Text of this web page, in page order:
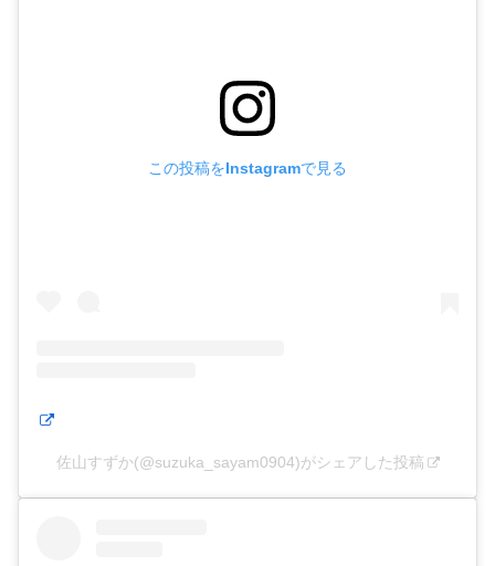
この投稿をInstagramで見る
佐山すずか(@suzuka_sayam0904)がシェアした投稿